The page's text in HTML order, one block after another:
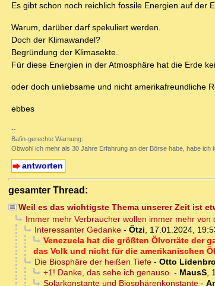
Es gibt schon noch reichlich fossile Energien auf der
Warum, darüber darf spekuliert werden.
Doch der Klimawandel?
Begründung der Klimasekte.
Für diese Energien in der Atmosphäre hat die Erde
oder doch unliebsame und nicht amerikafreundliche
ebbes
--
Bafin-gerechte Warnung:
Obwohl ich mehr als 30 Jahre Erfahrung an der Börse habe, habe
antworten
gesamter Thread:
Weil es das wichtigste Thema unserer Zeit ist
Immer mehr Verbraucher wollen immer mehr von
Interessanter Gedanke- Ötzi, 17.01.2024,
Venezuela hat die größten Ölvorräte der
das Volk und nicht für die amerikanischen
Die Biosphäre der heißen Tiefe- Otto
+1! Danke, das sehe ich genauso. - MausS,
Solarkonstante und Biosphärenkonstante-